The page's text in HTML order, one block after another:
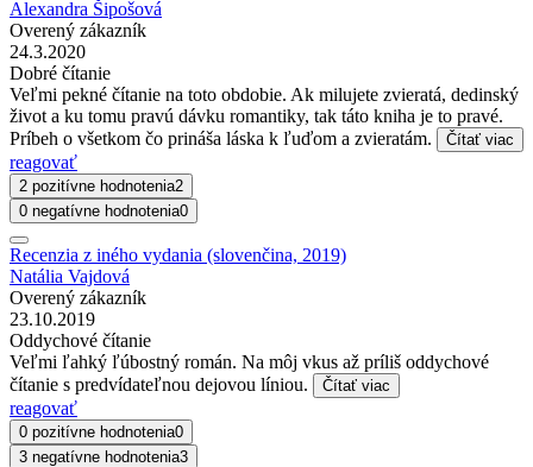
Alexandra Šipošová
Overený zákazník
24.3.2020
Dobré čítanie
Veľmi pekné čítanie na toto obdobie. Ak milujete zvieratá, dedinský
život a ku tomu pravú dávku romantiky, tak táto kniha je to pravé.
Príbeh o všetkom čo prináša láska k ľuďom a zvieratám.
Čítať viac
reagovať
2 pozitívne hodnotenia2
0 negatívne hodnotenia0
Recenzia z iného vydania (slovenčina, 2019)
Natália Vajdová
Overený zákazník
23.10.2019
Oddychové čítanie
Veľmi ľahký ľúbostný román. Na môj vkus až príliš oddychové
čítanie s predvídateľnou dejovou líniou.
Čítať viac
reagovať
0 pozitívne hodnotenia0
3 negatívne hodnotenia3